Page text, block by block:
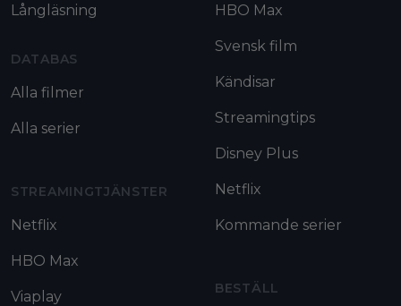
Långläsning
DATABAS
Alla filmer
Alla serier
STREAMINGTJÄNSTER
Netflix
HBO Max
Viaplay
HBO Max
Svensk film
Kändisar
Streamingtips
Disney Plus
Netflix
Kommande serier
BESTÄLL